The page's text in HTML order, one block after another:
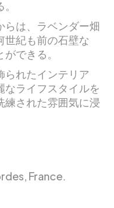
らは、ラベンダー畑
世紀も前の石壁な
できる。
られたインテリア
なライフスタイルを
練された雰囲気に浸
France.